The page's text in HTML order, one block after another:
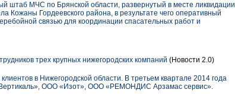
МЧС по Брянской области, развернутый в месте ликвидации
Гордеевского района, в результате чего оперативный
связью для координации спасательных работ и
трех крупных нижегородских компаний (Новости 2.0)
в Нижегородской области. В третьем квартале 2014 года
ООО «Изот», ООО «РЕМОНДИС Арзамас сервис».